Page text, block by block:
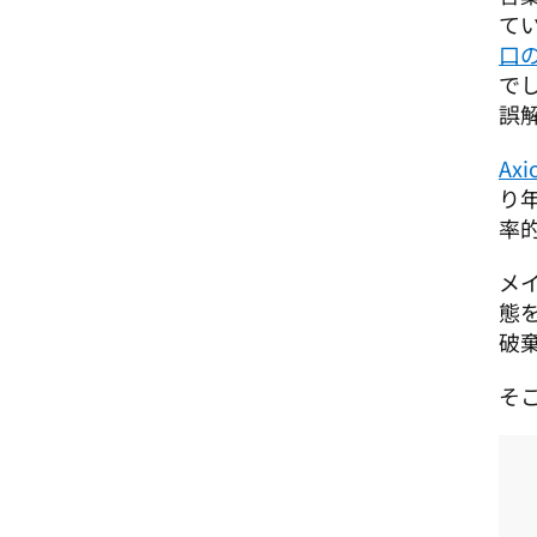
て
口
で
誤
り
率
メ
態
破
そ